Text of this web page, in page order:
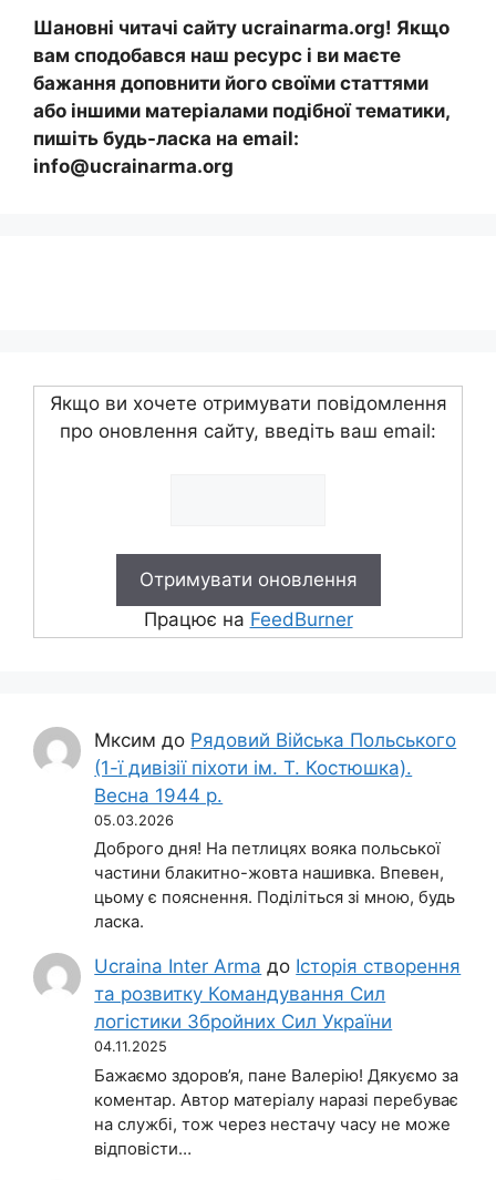
Шановні читачі сайту ucrainarma.org! Якщо
вам сподобався наш ресурс і ви маєте
бажання доповнити його своїми статтями
або іншими матеріалами подібної тематики,
пишіть будь-ласка на email:
info@ucrainarma.org
Якщо ви хочете отримувати повідомлення
про оновлення сайту, введіть ваш email:
Працює на FeedBurner
Мксим до Рядовий Війська Польського
(1-ї дивізії піхоти ім. Т. Костюшка).
Весна 1944 р.
05.03.2026
Доброго дня! На петлицях вояка польської
частини блакитно-жовта нашивка. Впевен,
цьому є пояснення. Поділіться зі мною, будь
ласка.
Ucraina Inter Arma до Історія створення
та розвитку Командування Сил
логістики Збройних Сил України
04.11.2025
Бажаємо здоров’я, пане Валерію! Дякуємо за
коментар. Автор матеріалу наразі перебуває
на службі, тож через нестачу часу не може
відповісти…